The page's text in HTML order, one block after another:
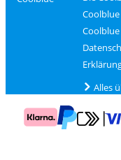
Alles
Zahlung mit
Zahlung